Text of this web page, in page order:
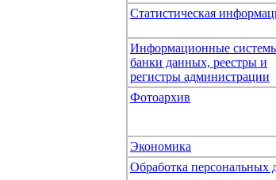
Статистическая
Информационные
банки данных, реестры и
регистры администрации
Фотоархив
Экономика
Обработка персональных